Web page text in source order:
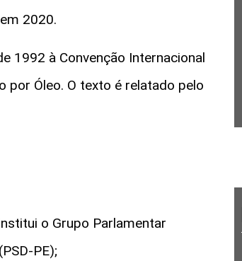
2020.
1992 à Convenção Internacional
por Óleo. O texto é relatado pelo
o Grupo Parlamentar
PE);